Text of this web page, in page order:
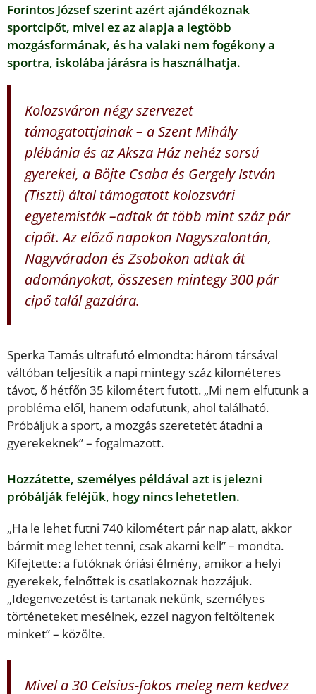
Forintos József szerint azért ajándékoznak
sportcipőt, mivel ez az alapja a legtöbb
mozgásformának, és ha valaki nem fogékony a
sportra, iskolába járásra is használhatja.
Kolozsváron négy szervezet
támogatottjainak – a Szent Mihály
plébánia és az Aksza Ház nehéz sorsú
gyerekei, a Böjte Csaba és Gergely István
(Tiszti) által támogatott kolozsvári
egyetemisták –adtak át több mint száz pár
cipőt. Az előző napokon Nagyszalontán,
Nagyváradon és Zsobokon adtak át
adományokat, összesen mintegy 300 pár
cipő talál gazdára.
Sperka Tamás ultrafutó elmondta: három társával
váltóban teljesítik a napi mintegy száz kilométeres
távot, ő hétfőn 35 kilométert futott. „Mi nem elfutunk a
probléma elől, hanem odafutunk, ahol található.
Próbáljuk a sport, a mozgás szeretetét átadni a
gyerekeknek” – fogalmazott.
Hozzátette, személyes példával azt is jelezni
próbálják feléjük, hogy nincs lehetetlen.
„Ha le lehet futni 740 kilométert pár nap alatt, akkor
bármit meg lehet tenni, csak akarni kell” – mondta.
Kifejtette: a futóknak óriási élmény, amikor a helyi
gyerekek, felnőttek is csatlakoznak hozzájuk.
„Idegenvezetést is tartanak nekünk, személyes
történeteket mesélnek, ezzel nagyon feltöltenek
minket” – közölte.
Mivel a 30 Celsius-fokos meleg nem kedvez